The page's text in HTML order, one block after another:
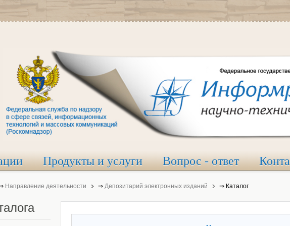
Продукты и услуги Вопрос - ответ
Направление деятельности ⇒ Депозитарий электронных изданий ⇒ Каталог